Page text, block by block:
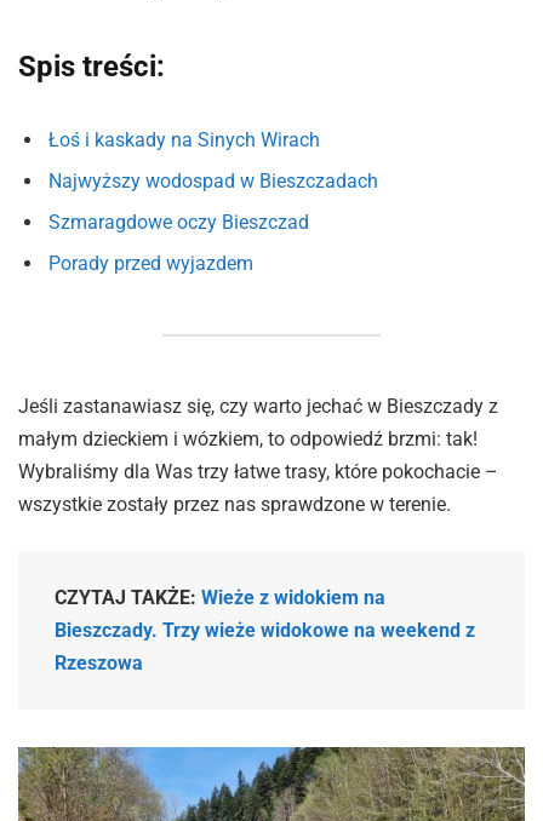
Spis treści:
Łoś i kaskady na Sinych Wirach
Najwyższy wodospad w Bieszczadach
Szmaragdowe oczy Bieszczad
Porady przed wyjazdem
Jeśli zastanawiasz się, czy warto jechać w Bieszczady z
małym dzieckiem i wózkiem, to odpowiedź brzmi: tak!
Wybraliśmy dla Was trzy łatwe trasy, które pokochacie –
wszystkie zostały przez nas sprawdzone w terenie.
CZYTAJ TAKŻE: Wieże z widokiem na
Bieszczady. Trzy wieże widokowe na weekend z
Rzeszowa